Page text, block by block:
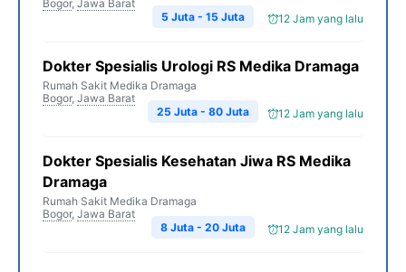
Bogor, Jawa Barat
12 Jam yang lalu
5 Juta - 15 Juta
Dokter Spesialis Urologi RS Medika Dramaga
Rumah Sakit Medika Dramaga
Bogor, Jawa Barat
12 Jam yang lalu
25 Juta - 80 Juta
Dokter Spesialis Kesehatan Jiwa RS Medika
Dramaga
Rumah Sakit Medika Dramaga
Bogor, Jawa Barat
12 Jam yang lalu
8 Juta - 20 Juta